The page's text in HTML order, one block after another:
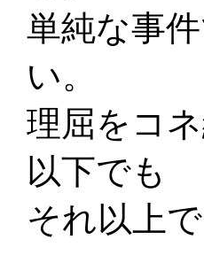
単純な事
い。
理屈をコ
以下でも
それ以上